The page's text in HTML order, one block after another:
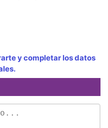
y completar los datos